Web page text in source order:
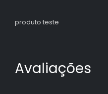
produto teste
Avaliações